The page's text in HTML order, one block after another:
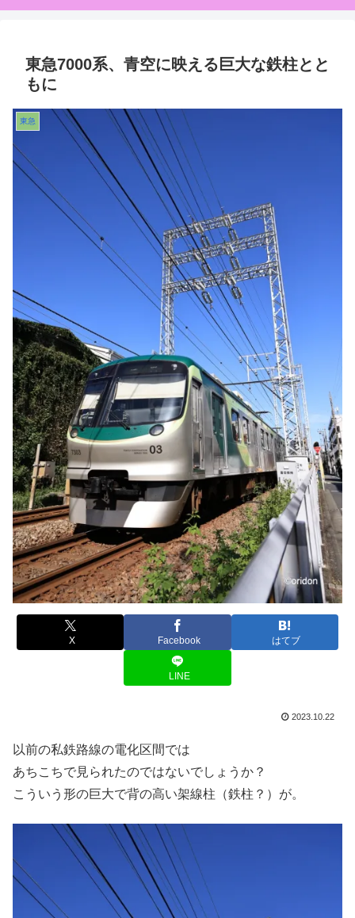
東急7000系、青空に映える巨大な鉄柱とと
もに
東急
X Facebook はてブ
LINE
2023.10.22
以前の私鉄路線の電化区間では
あちこちで見られたのではないでしょうか？
こういう形の巨大で背の高い架線柱（鉄柱？）が。